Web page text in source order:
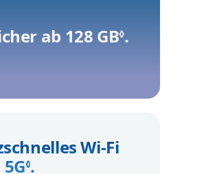
ab 128 GB◊.
Wi‑Fi
◊.